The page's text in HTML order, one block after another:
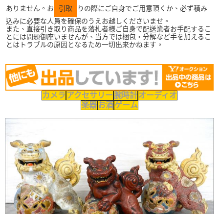
ありません。お
引取
りの際にご自身でご用意頂くか、必ず積み
込みに必要な人員を確保のうえお越しくださいませ。
また、直接引き取り商品を落札者様ご自身で配送業者お手配するこ
とには問題御座いませんが、当方では梱包・分解など手を加えるこ
とはトラブルの原因となるため一切出来かねます。
カメラ アクセサリー 腕時計オーディオ
楽器お酒ゲーム